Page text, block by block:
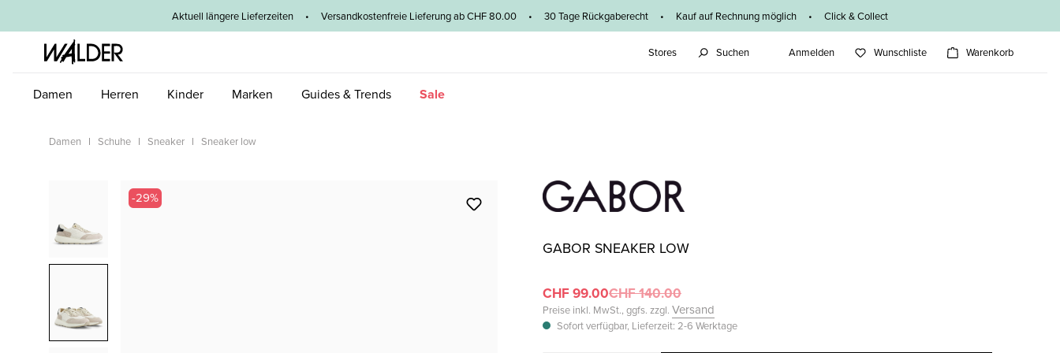
Aktuell längere Lieferzeiten • Versandkostenfreie Lieferung ab CHF 80.00 • 30 Tage Rückgaberecht • Kauf auf Rechnung möglich • Click & Collect
Stores Suchen Anmelden Wunschliste Warenkorb
Damen Herren Kinder Marken Guides & Trends Sale
Damen Schuhe Sneaker Sneaker low
Bildergalerie überspringen
-29%
GABOR SNEAKER LOW
CHF 99.00CHF 140.00
Preise inkl. MwSt., ggfs. zzgl. Versand
Sofort verfügbar, Lieferzeit: 2-6 Werktage